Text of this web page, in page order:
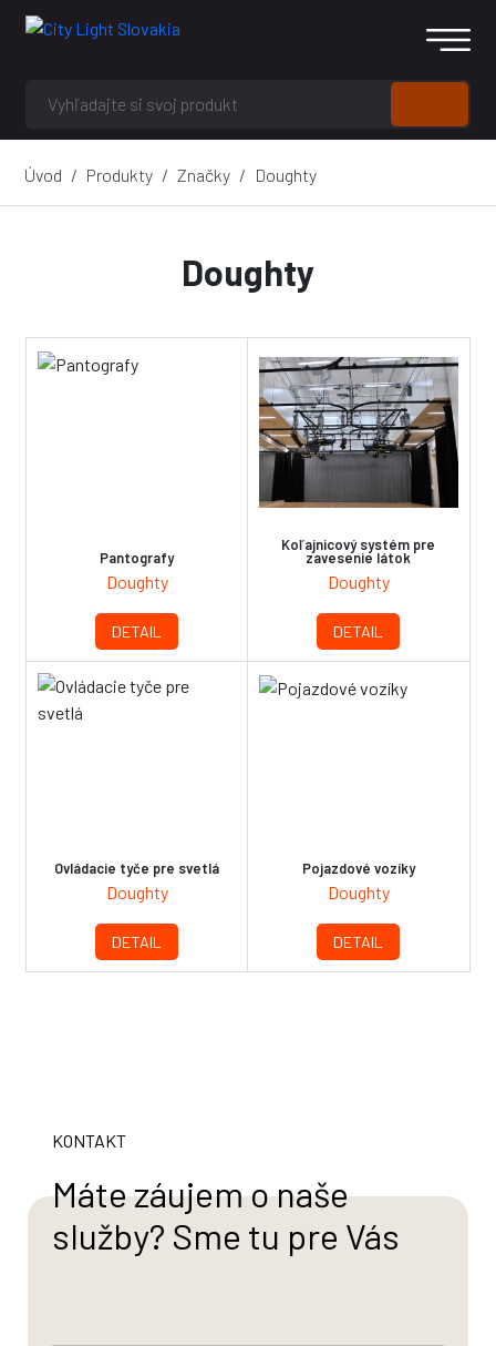
Úvod Produkty Značky Doughty
Doughty
Pantografy
Doughty
DETAIL
Koľajnicový systém pre
zavesenie látok
Doughty
DETAIL
Ovládacie tyče pre svetlá
Doughty
DETAIL
Pojazdové vozíky
Doughty
DETAIL
KONTAKT
Máte záujem o naše
služby? Sme tu pre Vás